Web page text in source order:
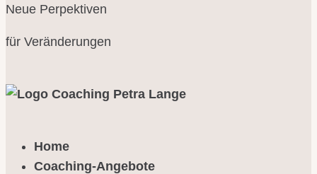
Neue Perpektiven
für Veränderungen
Home
Coaching-Angebote